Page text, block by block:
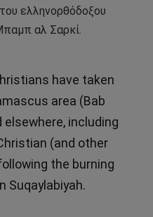
ελληνορθόδοξου
αλ Σαρκί.
have taken
area (Bab
elsewhere, including
(and other
the burning
Suqaylabiyah.